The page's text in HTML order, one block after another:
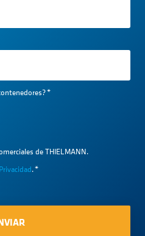
*
de THIELMANN.
.*